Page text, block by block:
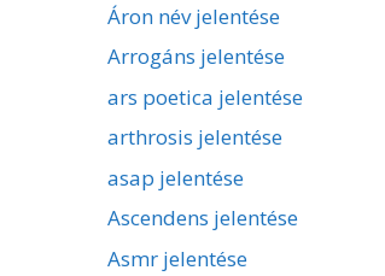
Áron név jelentése
Arrogáns jelentése
ars poetica jelentése
arthrosis jelentése
asap jelentése
Ascendens jelentése
Asmr jelentése